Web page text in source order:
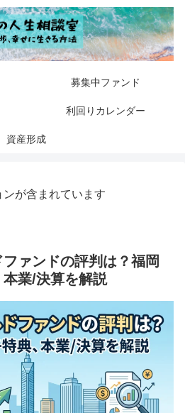
募集中ファンド
利回りカレンダー
資産形成
が含まれています
ァンドの評判は？福岡
業/決算を解説